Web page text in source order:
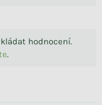
hodnocení.
.